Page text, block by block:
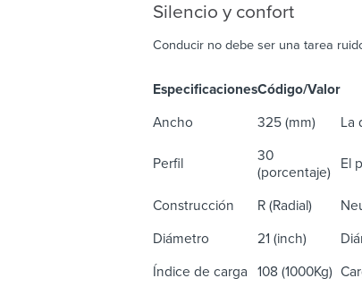
Silencio y confort
Conducir no debe ser una tarea
EspecificacionesCódigo/Valor
Ancho 325 (mm) La
Perfil
30
(porcentaje)
El
Construcción R (Radial)
Diámetro 21 (inch)
Índice de carga 108 (1000Kg)